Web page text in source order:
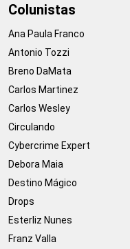
Colunistas
Ana Paula Franco
Antonio Tozzi
Breno DaMata
Carlos Martinez
Carlos Wesley
Circulando
Cybercrime Expert
Debora Maia
Destino Mágico
Drops
Esterliz Nunes
Franz Valla